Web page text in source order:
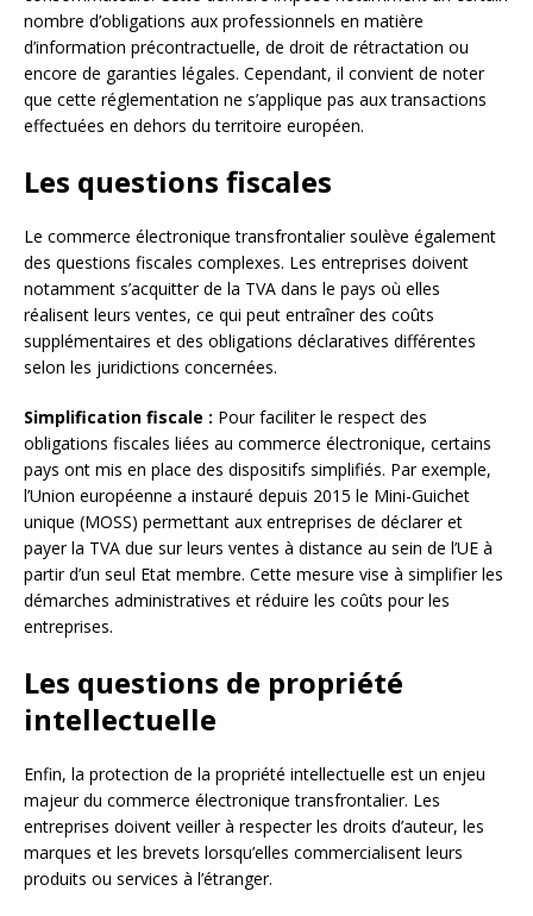
nombre d’obligations aux professionnels en matière
d’information précontractuelle, de droit de rétractation ou
encore de garanties légales. Cependant, il convient de noter
que cette réglementation ne s’applique pas aux transactions
effectuées en dehors du territoire européen.
Les questions fiscales
Le commerce électronique transfrontalier soulève également
des questions fiscales complexes. Les entreprises doivent
notamment s’acquitter de la TVA dans le pays où elles
réalisent leurs ventes, ce qui peut entraîner des coûts
supplémentaires et des obligations déclaratives différentes
selon les juridictions concernées.
Simplification fiscale : Pour faciliter le respect des
obligations fiscales liées au commerce électronique, certains
pays ont mis en place des dispositifs simplifiés. Par exemple,
l’Union européenne a instauré depuis 2015 le Mini-Guichet
unique (MOSS) permettant aux entreprises de déclarer et
payer la TVA due sur leurs ventes à distance au sein de l’UE à
partir d’un seul Etat membre. Cette mesure vise à simplifier les
démarches administratives et réduire les coûts pour les
entreprises.
Les questions de propriété
intellectuelle
Enfin, la protection de la propriété intellectuelle est un enjeu
majeur du commerce électronique transfrontalier. Les
entreprises doivent veiller à respecter les droits d’auteur, les
marques et les brevets lorsqu’elles commercialisent leurs
produits ou services à l’étranger.